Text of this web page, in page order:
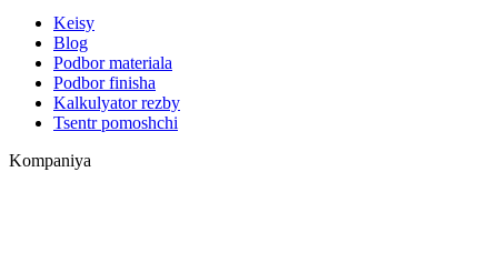
Keisy
Blog
Podbor materiala
Podbor finisha
Kalkulyator rezby
Tsentr pomoshchi
Kompaniya